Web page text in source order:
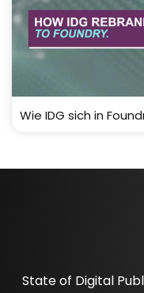
Wie IDG sich in
State of Digital